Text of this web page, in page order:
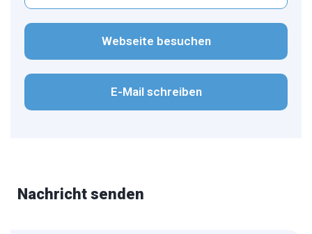
Webseite besuchen
E-Mail schreiben
Nachricht senden